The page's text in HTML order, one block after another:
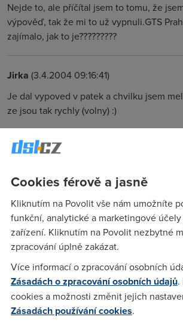
Nejde to, ale příčítal jsem to tomu, že
výpověď, tak že mi to už vypnuli.GTS
zajímalo, jak to je?????????
Jirka (3.4.2004 09:16:41)
Je dal vypoved v patek a chvilku jsem
ze jsou tak rychly (volny) :)
fr(3.4.2004 09:23:27)
fr(3.4.2004 09:28:49)
A jak! 470kbps, pingy 20ms. No to abych
:-). To jsem nezažil za dva měsíce. Jenže
Keddie(3.4.2004 09:36:16)
Taky mam dojem, jakoby to bylo rychlejsi
jako odezvy). Prijde mi, ze ted vetsinou
Cookies férově a jasně
Kliknutím na Povolit vše nám umožníte
funkční, analytické a marketingové
zařízení. Kliknutím na Povolit nezbytné
zpracování úplně zakázat.
Více informací o zpracování osobních
Zásadách o zpracování osobních údajů.
cookies a možnosti změnit jejich
Zásadách používání cookies.